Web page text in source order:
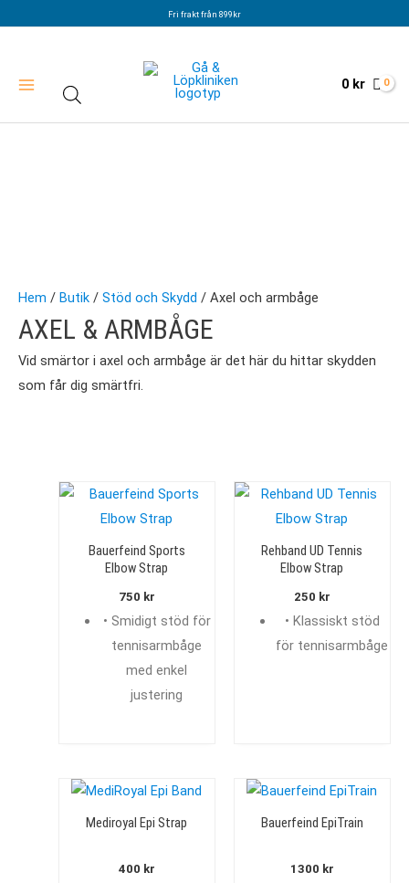
Fri frakt från 899kr
0 kr
Hem / Butik / Stöd och Skydd / Axel och armbåge
AXEL & ARMBÅGE
Vid smärtor i axel och armbåge är det här du hittar skydden
som får dig smärtfri.
Bauerfeind Sports
Elbow Strap
750 kr
• Smidigt stöd för
tennisarmbåge
med enkel
justering
Rehband UD Tennis
Elbow Strap
250 kr
• Klassiskt stöd
för tennisarmbåge
Mediroyal Epi Strap
400 kr
Bauerfeind EpiTrain
1300 kr